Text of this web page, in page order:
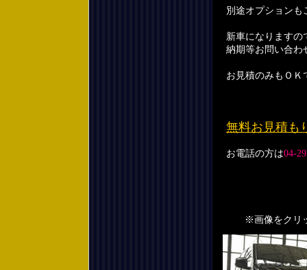
別途オプションも
新車になりますの
納期等お問い合わ
お見積のみもＯＫ
無料お見積も
お電話の方は04-
※画像をクリッ